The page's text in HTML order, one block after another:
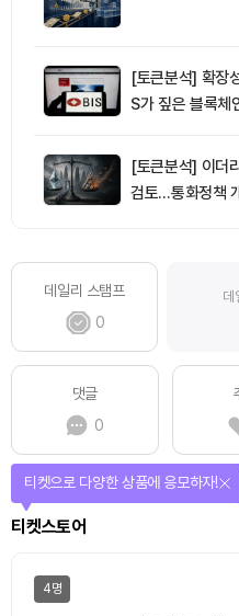
[토큰분석] 확장
S가 짚은 블록체
[토큰분석] 이더
검토…통화정책
데일리 스탬프
0
데
댓글
0
티켓스토어
티켓으로 다양한 상품에 응모하자!
4명